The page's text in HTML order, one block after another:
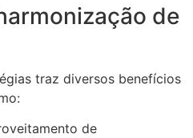
de
traz diversos benefícios
de